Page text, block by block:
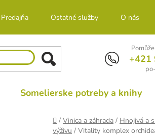
Predajňa Ostatné služby O nás
+421
Somelierske potreby a knihy
Domov
/ Vinica a záhrada / Hnojivá a
výživu / Vitality komplex